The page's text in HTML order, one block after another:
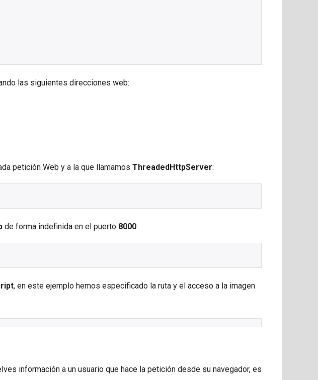
las siguientes direcciones web:
petición Web y a la que llamamos ThreadedHttpServer:
de forma indefinida en el puerto 8000:
, en este ejemplo hemos especificado la ruta y el acceso a la imagen
información a un usuario que hace la petición desde su navegador, es